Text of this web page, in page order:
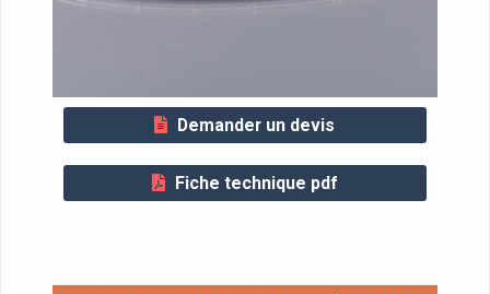
Demander un devis
Fiche technique pdf